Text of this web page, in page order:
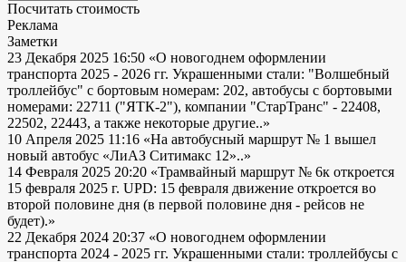
Посчитать стоимость
Реклама
Заметки
23 Декабря 2025 16:50 «О новогоднем оформлении
транспорта 2025 - 2026 гг. Украшенными стали: "Волшебный
троллейбус" с бортовым номерам: 202, автобусы с бортовыми
номерами: 22711 ("ЯТК-2"), компании "СтарТранс" - 22408,
22502, 22443, а также некоторые другие..»
10 Апреля 2025 11:16 «На автобусный маршрут № 1 вышел
новый автобус «ЛиАЗ Ситимакс 12»..»
14 Февраля 2025 20:20 «Трамвайный маршрут № 6к откроется
15 февраля 2025 г. UPD: 15 февраля движение откроется во
второй половине дня (в первой половине дня - рейсов не
будет).»
22 Декабря 2024 20:37 «О новогоднем оформлении
транспорта 2024 - 2025 гг. Украшенными стали: троллейбусы с